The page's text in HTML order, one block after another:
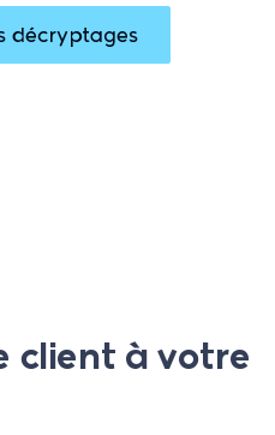
décryptages
client à votre